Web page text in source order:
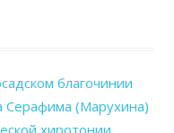
благочинии
Серафима (Марухина)